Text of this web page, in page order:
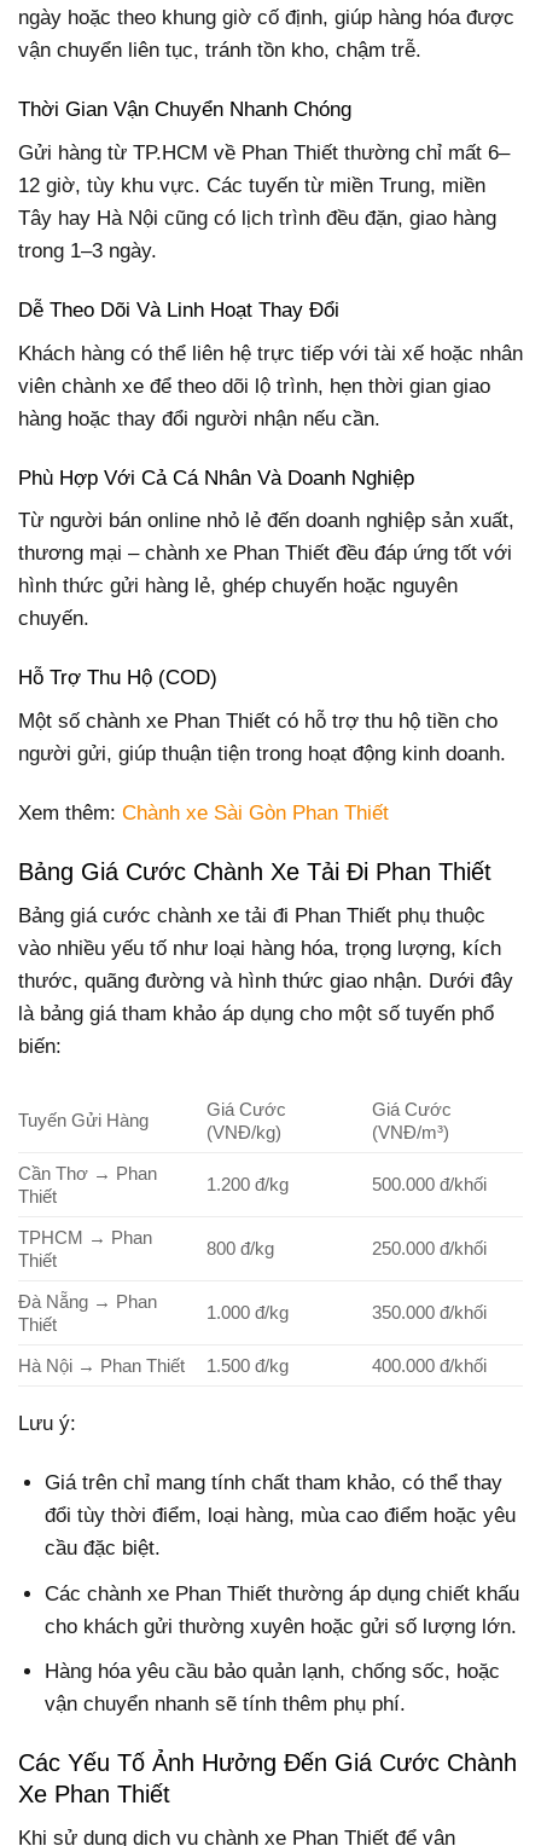
ngày hoặc theo khung giờ cố định, giúp hàng hóa được
vận chuyển liên tục, tránh tồn kho, chậm trễ.
Thời Gian Vận Chuyển Nhanh Chóng
Gửi hàng từ TP.HCM về Phan Thiết thường chỉ mất 6–
12 giờ, tùy khu vực. Các tuyến từ miền Trung, miền
Tây hay Hà Nội cũng có lịch trình đều đặn, giao hàng
trong 1–3 ngày.
Dễ Theo Dõi Và Linh Hoạt Thay Đổi
Khách hàng có thể liên hệ trực tiếp với tài xế hoặc nhân
viên chành xe để theo dõi lộ trình, hẹn thời gian giao
hàng hoặc thay đổi người nhận nếu cần.
Phù Hợp Với Cả Cá Nhân Và Doanh Nghiệp
Từ người bán online nhỏ lẻ đến doanh nghiệp sản xuất,
thương mại – chành xe Phan Thiết đều đáp ứng tốt với
hình thức gửi hàng lẻ, ghép chuyến hoặc nguyên
chuyến.
Hỗ Trợ Thu Hộ (COD)
Một số chành xe Phan Thiết có hỗ trợ thu hộ tiền cho
người gửi, giúp thuận tiện trong hoạt động kinh doanh.
Xem thêm: Chành xe Sài Gòn Phan Thiết
Bảng Giá Cước Chành Xe Tải Đi Phan Thiết
Bảng giá cước chành xe tải đi Phan Thiết phụ thuộc
vào nhiều yếu tố như loại hàng hóa, trọng lượng, kích
thước, quãng đường và hình thức giao nhận. Dưới đây
là bảng giá tham khảo áp dụng cho một số tuyến phổ
biến:
Tuyến Gửi Hàng
Giá Cước
(VNĐ/kg)
Giá Cước
(VNĐ/m³)
Cần Thơ → Phan
Thiết
1.200 đ/kg 500.000 đ/khối
TPHCM → Phan
Thiết
800 đ/kg 250.000 đ/khối
Đà Nẵng → Phan
Thiết
1.000 đ/kg 350.000 đ/khối
Hà Nội → Phan Thiết 1.500 đ/kg 400.000 đ/khối
Lưu ý:
Giá trên chỉ mang tính chất tham khảo, có thể thay
đổi tùy thời điểm, loại hàng, mùa cao điểm hoặc yêu
cầu đặc biệt.
Các chành xe Phan Thiết thường áp dụng chiết khấu
cho khách gửi thường xuyên hoặc gửi số lượng lớn.
Hàng hóa yêu cầu bảo quản lạnh, chống sốc, hoặc
vận chuyển nhanh sẽ tính thêm phụ phí.
Các Yếu Tố Ảnh Hưởng Đến Giá Cước Chành
Xe Phan Thiết
Khi sử dụng dịch vụ chành xe Phan Thiết để vận